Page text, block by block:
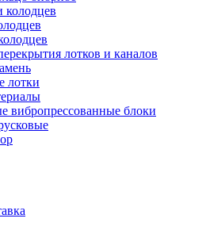
лотков и каналов
лотки
вибропрессованные блоки